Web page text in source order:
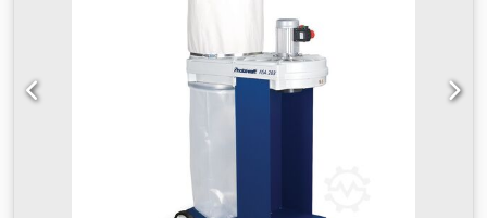
ruido Nivel de presión sonora máximo: 84 dB(A) Dodpfx
Adehk S Szeyjwa Caudal de aire Caudal nominal: 2500
m³/h Para virutas de fresado, cepillado y aserrado (sin
polvo) Contenido de polvo significativamente reducido
gracias al material filtrante probado por BIA, con un alto
grado de separación Componentes de la carcasa e
impulsores fabricados con plástico especial de alta
resistencia Cierres de liberación rápida para filtros y sacos